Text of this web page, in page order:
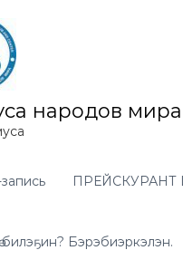
народов мира
Бэрэбиэркэлэн.